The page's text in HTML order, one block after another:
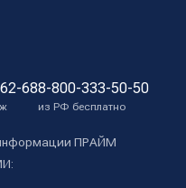
688-800-333-50-50
из РФ бесплатно
ПРАЙМ